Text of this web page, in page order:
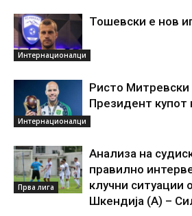
Интернационалци
Тошевски е нов
Интернационалци
Ристо Митревски
Президент купот
Прва лига
Анализа на
правилно
клучни ситуации
Шкендија (А) –